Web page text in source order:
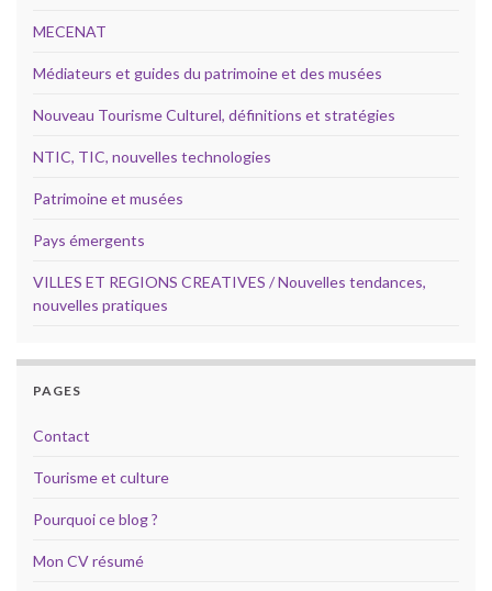
MECENAT
Médiateurs et guides du patrimoine et des musées
Nouveau Tourisme Culturel, définitions et stratégies
NTIC, TIC, nouvelles technologies
Patrimoine et musées
Pays émergents
VILLES ET REGIONS CREATIVES / Nouvelles tendances,
nouvelles pratiques
PAGES
Contact
Tourisme et culture
Pourquoi ce blog ?
Mon CV résumé